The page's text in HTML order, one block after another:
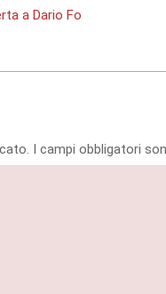
a Dario Fo
I campi obbligatori